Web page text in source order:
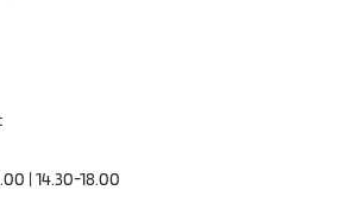
| 14.30-18.00